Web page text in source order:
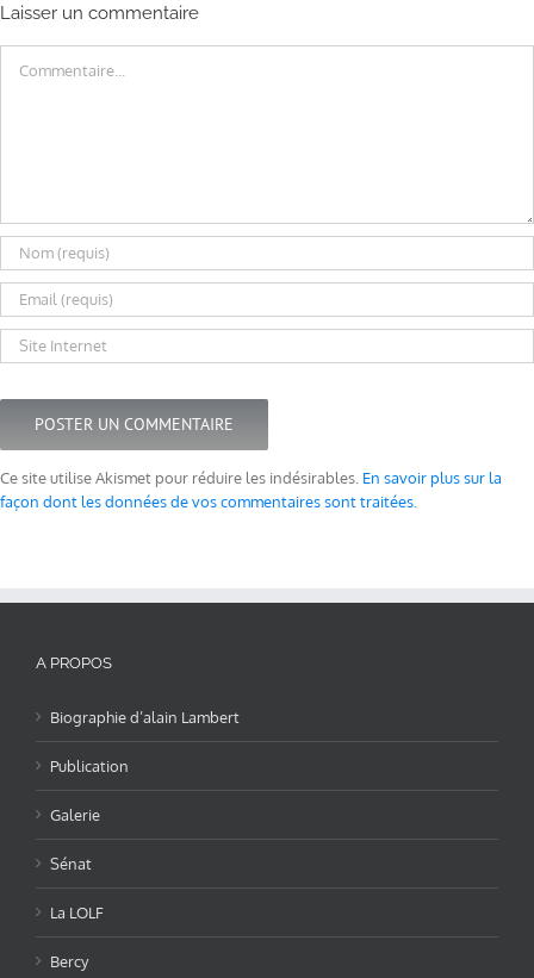
Laisser un commentaire
Ce site utilise Akismet pour réduire les indésirables. En savoir plus sur la
façon dont les données de vos commentaires sont traitées
A PROPOS
Biographie d’alain Lambert
Publication
Galerie
Sénat
La LOLF
Bercy